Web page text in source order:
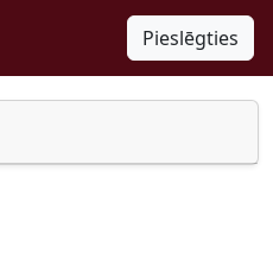
Pieslēgties